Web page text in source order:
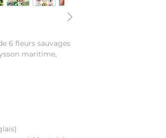
6 fleurs sauvages
maritime,